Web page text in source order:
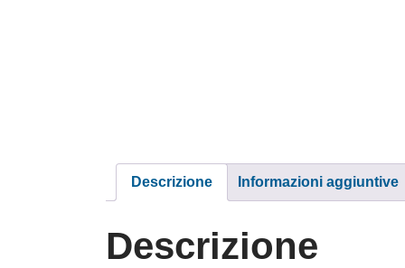
Descrizione Informazioni aggiuntive
Descrizione